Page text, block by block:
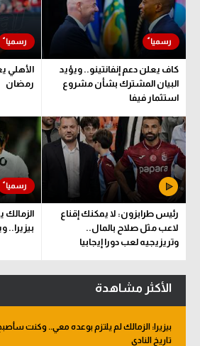
كاف يعلن دعم إنفانتينو.. ويؤيد
البيان المشترك بشأن مشروع
استثمار فيفا
الأهلي
رمضان
رئيس طرابزون: لا يمكنك إقناع
لاعب مثل صلاح بالمال..
وتريزيجيه لعب دورا إيجابيا
الزمالك
بيزيرا..
الأكثر مشاهدة
بيزيرا: الزمالك لم يلتزم بوعده معي.. وكنت
تاريخ النادي